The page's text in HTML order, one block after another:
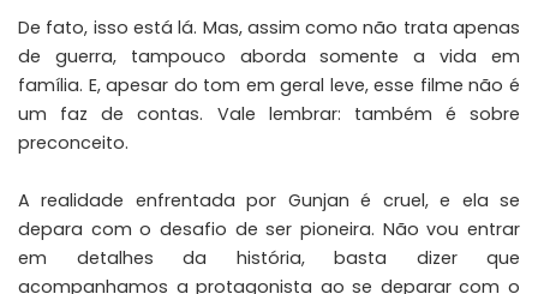
De fato, isso está lá. Mas, assim como não trata apenas
de guerra, tampouco aborda somente a vida em
família. E, apesar do tom em geral leve, esse filme não é
um faz de contas. Vale lembrar: também é sobre
preconceito.
A realidade enfrentada por Gunjan é cruel, e ela se
depara com o desafio de ser pioneira. Não vou entrar
em detalhes da história, basta dizer que
acompanhamos a protagonista ao se deparar com o